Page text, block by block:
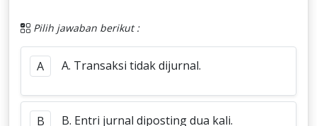
Pilih jawaban berikut :
A A. Transaksi tidak dijurnal.
B B. Entri jurnal diposting dua kali.